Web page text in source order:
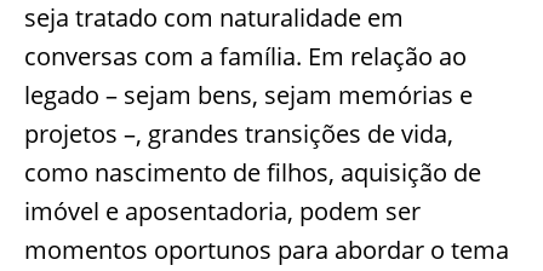
seja tratado com naturalidade em
conversas com a família. Em relação ao
legado – sejam bens, sejam memórias e
projetos –, grandes transições de vida,
como nascimento de filhos, aquisição de
imóvel e aposentadoria, podem ser
momentos oportunos para abordar o tema